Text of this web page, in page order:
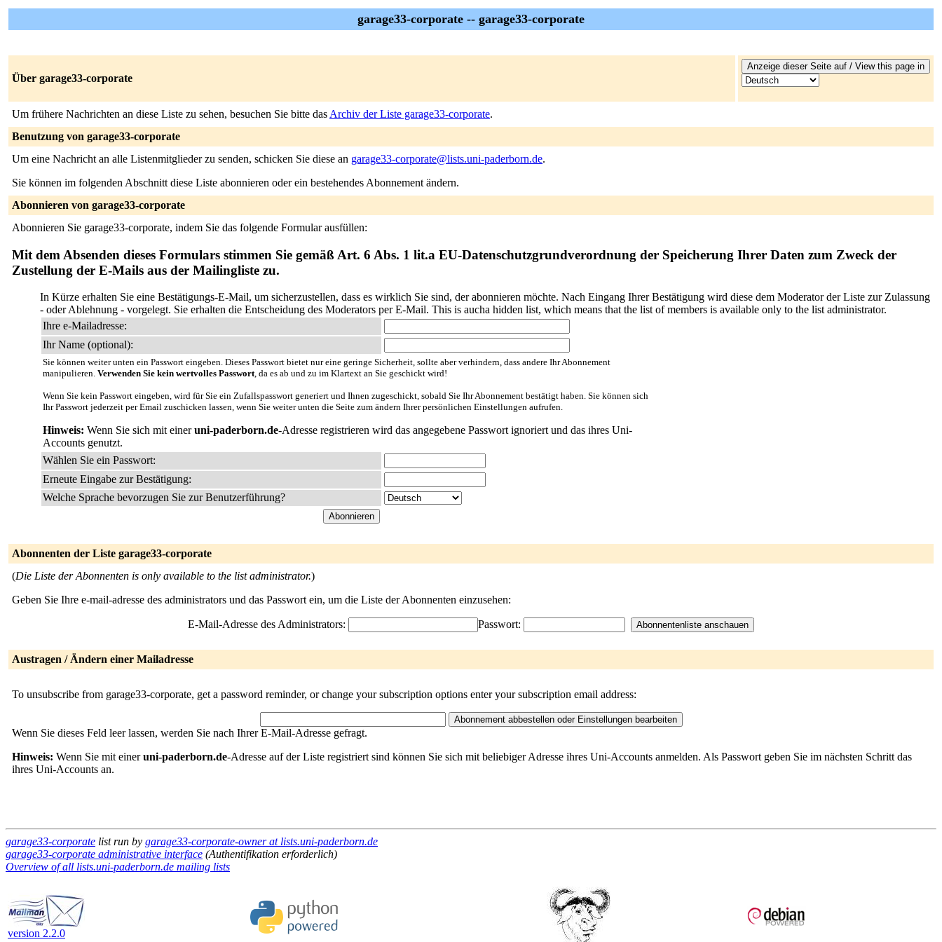
garage33-corporate -- garage33-corporate
Über garage33-corporate
Um frühere Nachrichten an diese Liste zu sehen, besuchen Sie bitte das Archiv der Liste garage33-corporate.
Benutzung von garage33-corporate
Um eine Nachricht an alle Listenmitglieder zu senden, schicken Sie diese an garage33-corporate@lists.uni-paderborn.de.
Sie können im folgenden Abschnitt diese Liste abonnieren oder ein bestehendes Abonnement ändern.
Abonnieren von garage33-corporate
Abonnieren Sie garage33-corporate, indem Sie das folgende Formular ausfüllen:
Mit dem Absenden dieses Formulars stimmen Sie gemäß Art. 6 Abs. 1 lit.a EU-Datenschutzgrundverordnung der Speicherung Ihrer Daten zum Zweck der
Zustellung der E-Mails aus der Mailingliste zu.
In Kürze erhalten Sie eine Bestätigungs-E-Mail, um sicherzustellen, dass es wirklich Sie sind, der abonnieren möchte. Nach Eingang Ihrer Bestätigung wird diese dem Moderator der Liste zur Zulassung
- oder Ablehnung - vorgelegt. Sie erhalten die Entscheidung des Moderators per E-Mail. This is aucha hidden list, which means that the list of members is available only to the list administrator.
Ihre e-Mailadresse:
Ihr Name (optional):
Sie können weiter unten ein Passwort eingeben. Dieses Passwort bietet nur eine geringe Sicherheit, sollte aber verhindern, dass andere Ihr Abonnement
manipulieren. Verwenden Sie kein wertvolles Passwort, da es ab und zu im Klartext an Sie geschickt wird!
Wenn Sie kein Passwort eingeben, wird für Sie ein Zufallspasswort generiert und Ihnen zugeschickt, sobald Sie Ihr Abonnement bestätigt haben. Sie können sich
Ihr Passwort jederzeit per Email zuschicken lassen, wenn Sie weiter unten die Seite zum ändern Ihrer persönlichen Einstellungen aufrufen.
Hinweis: Wenn Sie sich mit eineruni-paderborn.de-Adresse registrieren wird das angegebene Passwort ignoriert und das ihres Uni-
Accounts genutzt.
Wählen Sie ein Passwort:
Erneute Eingabe zur Bestätigung:
Welche Sprache bevorzugen Sie zur Benutzerführung?
Abonnenten der Liste garage33-corporate
(Die Liste der Abonnenten is only available to the list administrator.)
Geben Sie Ihre e-mail-adresse des administrators und das Passwort ein, um die Liste der Abonnenten einzusehen:
E-Mail-Adresse des Administrators: Passwort:
Austragen / Ändern einer Mailadresse
To unsubscribe from garage33-corporate, get a password reminder, or change your subscription options enter your subscription email address:
Wenn Sie dieses Feld leer lassen, werden Sie nach Ihrer E-Mail-Adresse gefragt.
Hinweis: Wenn Sie mit eineruni-paderborn.de-Adresse auf der Liste registriert sind können Sie sich mit beliebiger Adresse ihres Uni-Accounts anmelden. Als Passwort geben Sie im nächsten Schritt das
ihres Uni-Accounts an.
garage33-corporate list run by garage33-corporate-owner at lists.uni-paderborn.de
garage33-corporate administrative interface (Authentifikation erforderlich)
Overview of all lists.uni-paderborn.de mailing lists
version 2.2.0